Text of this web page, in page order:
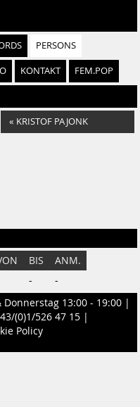
PERSONS
KONTAKT FEM.POP
« KRISTOF PAJONK
BIS
ANM.
-
-
13:00 - 19:00 |
(0)1/526 47 15 |
Policy